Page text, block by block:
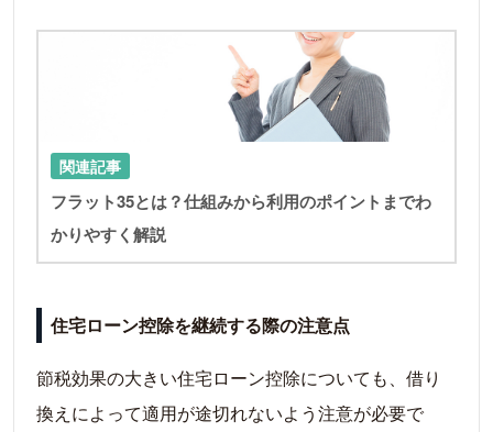
関連記事
フラット35とは？仕組みから利用のポイントまでわ
かりやすく解説
住宅ローン控除を継続する際の注意点
節税効果の大きい住宅ローン控除についても、借り
換えによって適用が途切れないよう注意が必要で